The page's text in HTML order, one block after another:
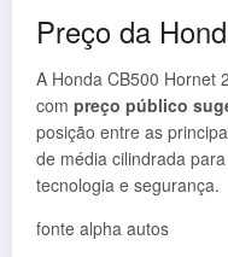
Preço da
A Honda CB500 Hornet
com preço público
posição entre as
de média cilindrada
tecnologia e segurança.
fonte alpha autos